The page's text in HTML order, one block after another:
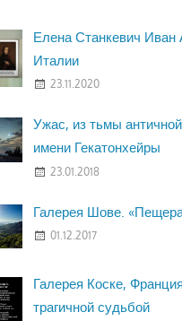
Елена Станкевич Иван
Италии
23.11.2020
Ужас, из тьмы
имени Гекатонхейры
23.01.2018
Галерея Шове.
01.12.2017
Галерея Коске,
трагичной судьбой